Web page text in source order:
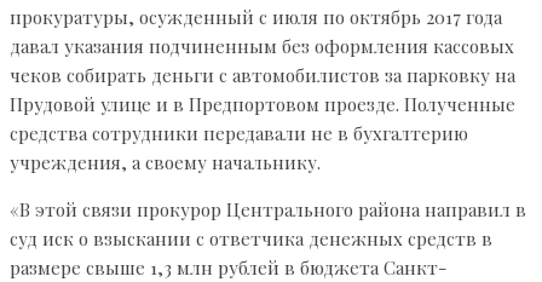
прокуратуры, осужденный с июля по октябрь 2017 года
давал указания подчиненным без оформления кассовых
чеков собирать деньги с автомобилистов за парковку на
Прудовой улице и в Предпортовом проезде. Полученные
средства сотрудники передавали не в бухгалтерию
учреждения, а своему начальнику.
«В этой связи прокурор Центрального района направил в
суд иск о взыскании с ответчика денежных средств в
размере свыше 1,3 млн рублей в бюджета Санкт-